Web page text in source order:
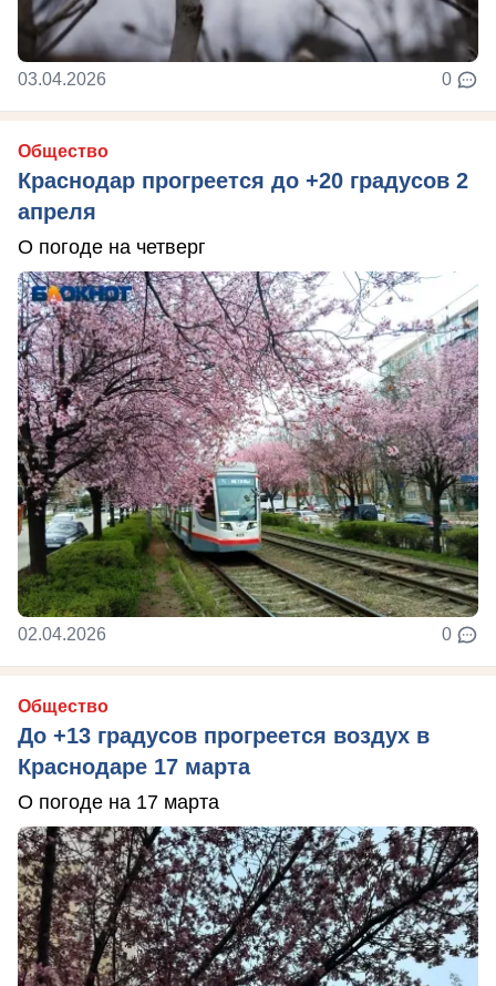
03.04.2026 0
Общество
Краснодар прогреется до +20 градусов 2
апреля
О погоде на четверг
02.04.2026 0
Общество
До +13 градусов прогреется воздух в
Краснодаре 17 марта
О погоде на 17 марта